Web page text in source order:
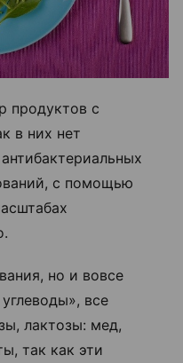
продуктов с
в них нет
с помощью
но и вовсе
все
лактозы: мед,
так как эти